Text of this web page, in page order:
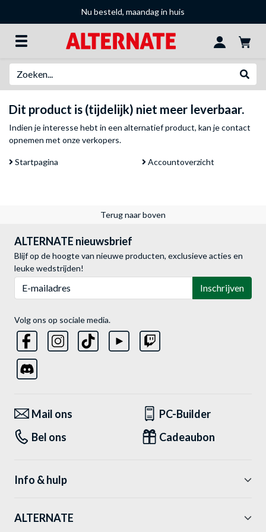
Nu besteld, maandag in huis
Dit product is (tijdelijk) niet meer leverbaar.
Indien je interesse hebt in een alternatief product, kan jecontact
opnemen met onze verkopers.
Startpagina Accountoverzicht
Terug naar boven
ALTERNATE nieuwsbrief
Blijf op de hoogte van nieuwe producten, exclusieve acties en
leuke wedstrijden!
Inschrijven
Volg ons op sociale media.
Mail ons
PC-Builder
Bel ons
Cadeaubon
Info & hulp
ALTERNATE